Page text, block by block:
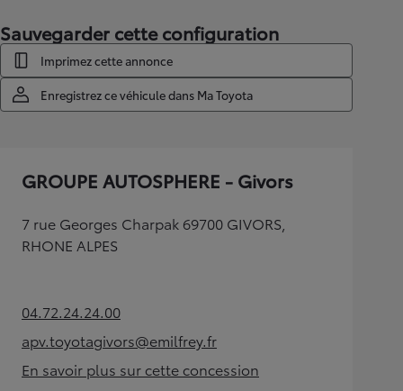
Sauvegarder cette configuration
Imprimez cette annonce
Enregistrez ce véhicule dans Ma Toyota
GROUPE AUTOSPHERE - Givors
7 rue Georges Charpak 69700 GIVORS,
RHONE ALPES
04.72.24.24.00(Opens in new tab)
apv.toyotagivors@emilfrey.fr
(Opens in new tab)
En savoir plus sur cette concession
(Opens in new tab)